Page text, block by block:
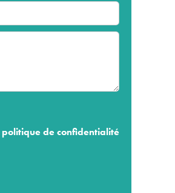
politique de confidentialité